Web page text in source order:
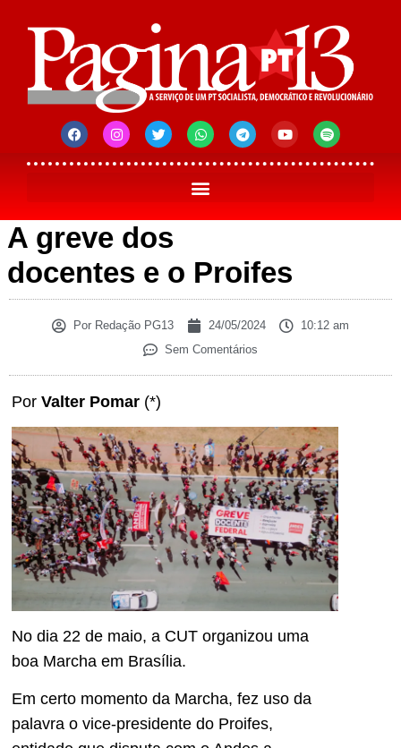
A greve dos
docentes e o Proifes
Por Redação PG13 24/05/2024
10:12 am
Sem Comentários
Por Valter Pomar (*)
No dia 22 de maio, a CUT organizou uma
boa Marcha em Brasília.
Em certo momento da Marcha, fez uso da
palavra o vice-presidente do Proifes,